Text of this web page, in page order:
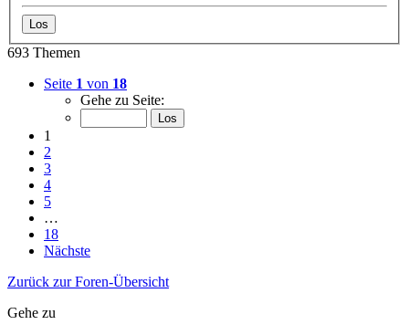
693 Themen
Seite 1 von 18
Gehe zu Seite:
1
2
3
4
5
…
18
Nächste
Zurück zur Foren-Übersicht
Gehe zu